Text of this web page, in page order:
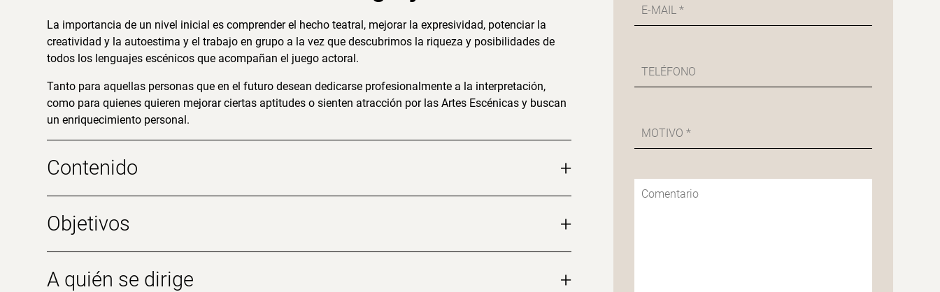
La importancia de un nivel inicial es comprender el hecho teatral, mejorar la expresividad, potenciar la
creatividad y la autoestima y el trabajo en grupo a la vez que descubrimos la riqueza y posibilidades de
todos los lenguajes escénicos que acompañan el juego actoral.
Tanto para aquellas personas que en el futuro desean dedicarse profesionalmente a la interpretación,
como para quienes quieren mejorar ciertas aptitudes o sienten atracción por las Artes Escénicas y buscan
un enriquecimiento personal.
Contenido +
Objetivos +
A quién se dirige +